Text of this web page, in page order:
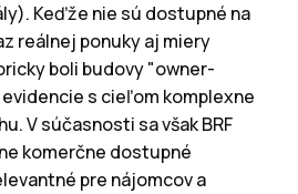
Keďže nie sú dostupné na
reálnej ponuky aj miery
boli budovy "owner-
s cieľom komplexne
V súčasnosti sa však BRF
komerčne dostupné
pre nájomcov a